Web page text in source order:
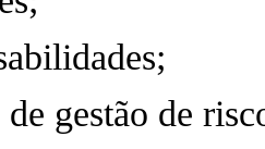
gestão de